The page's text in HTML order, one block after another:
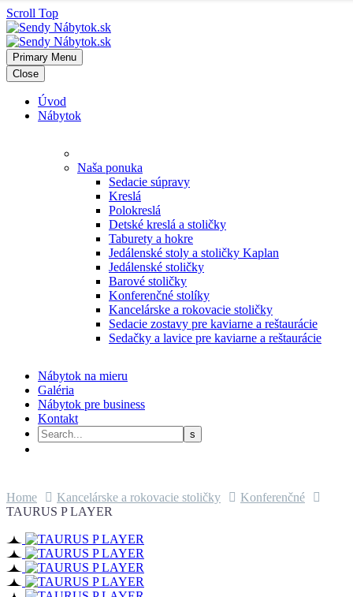
Scroll Top
Primary Menu
Close
Úvod
Nábytok
Naša ponuka
Sedacie súpravy
Kreslá
Polokreslá
Detské kreslá a stoličky
Taburety a hokre
Jedálenské stoly a stoličky Kaplan
Jedálenské stoličky
Barové stoličky
Konferenčné stolíky
Kancelárske a rokovacie stoličky
Sedacie zostavy pre kaviarne a reštaurácie
Sedačky a lavice pre kaviarne a reštaurácie
Nábytok na mieru
Galéria
Nábytok pre business
Kontakt
Home Kancelárske a rokovacie stoličky
Konferenčné
TAURUS P LAYER